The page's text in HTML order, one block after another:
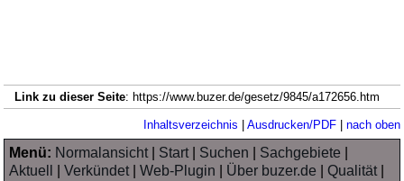
Link zu dieser Seite: https://www.buzer.de/gesetz/9845/a172656.htm
Inhaltsverzeichnis Ausdrucken/PDF| nach oben
Menü: Normalansicht| Start| Suchen Sachgebiete
Aktuell
|Verkündet|Web-Plugin Über buzer.de |Qualität|